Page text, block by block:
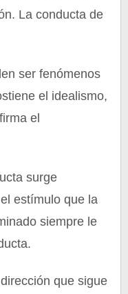
La conducta de
ser fenómenos
el idealismo,
el
surge
estímulo que la
siempre le
que sigue